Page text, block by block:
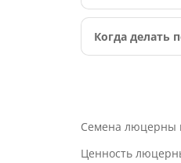
Когда делать
Семена люцерны
Ценность